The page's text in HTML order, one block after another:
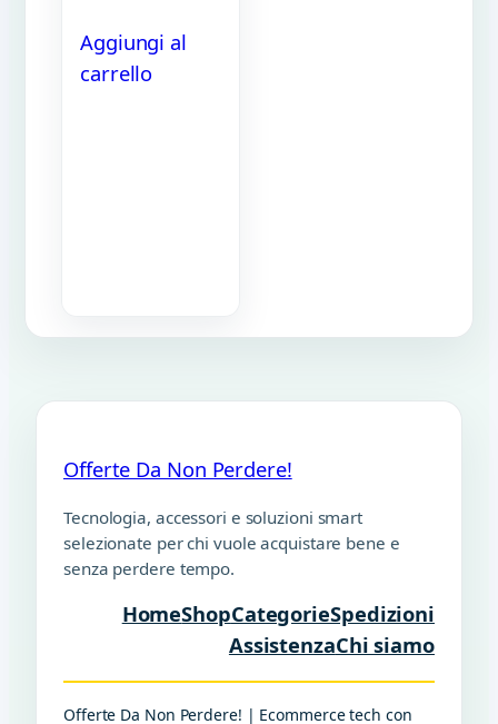
Aggiungi al
carrello
Offerte Da Non Perdere!
Tecnologia, accessori e soluzioni smart
selezionate per chi vuole acquistare bene e
senza perdere tempo.
HomeShopCategorieSpedizioni
AssistenzaChi siamo
Offerte Da Non Perdere! | Ecommerce tech con